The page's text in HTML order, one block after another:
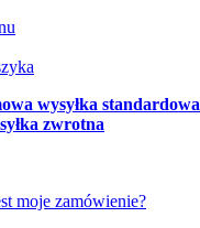
wysyłka standardowa
zwrotna
moje zamówienie?